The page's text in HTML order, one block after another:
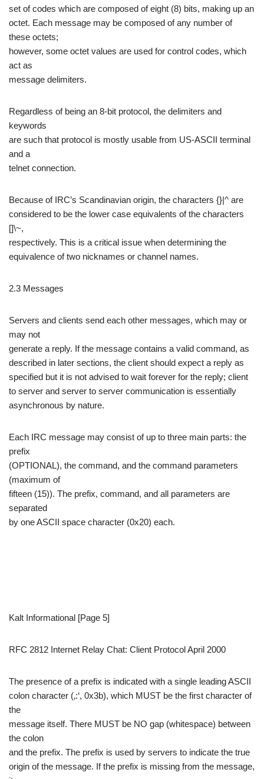
set of codes which are composed of eight (8) bits, making up an
octet. Each message may be composed of any number of
these octets;
however, some octet values are used for control codes, which
act as
message delimiters.
Regardless of being an 8-bit protocol, the delimiters and
keywords
are such that protocol is mostly usable from US-ASCII terminal
and a
telnet connection.
Because of IRC’s Scandinavian origin, the characters {}|^ are
considered to be the lower case equivalents of the characters
[]\~,
respectively. This is a critical issue when determining the
equivalence of two nicknames or channel names.
2.3 Messages
Servers and clients send each other messages, which may or
may not
generate a reply. If the message contains a valid command, as
described in later sections, the client should expect a reply as
specified but it is not advised to wait forever for the reply; client
to server and server to server communication is essentially
asynchronous by nature.
Each IRC message may consist of up to three main parts: the
prefix
(OPTIONAL), the command, and the command parameters
(maximum of
fifteen (15)). The prefix, command, and all parameters are
separated
by one ASCII space character (0x20) each.
Kalt Informational [Page 5]
RFC 2812 Internet Relay Chat: Client Protocol April 2000
The presence of a prefix is indicated with a single leading ASCII
colon character (‚:‘, 0x3b), which MUST be the first character of
the
message itself. There MUST be NO gap (whitespace) between
the colon
and the prefix. The prefix is used by servers to indicate the true
origin of the message. If the prefix is missing from the message,